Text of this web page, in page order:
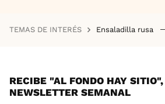
TEMAS DE INTERÉS Ensaladilla rusa
RECIBE "AL FONDO HAY
NEWSLETTER SEMANAL